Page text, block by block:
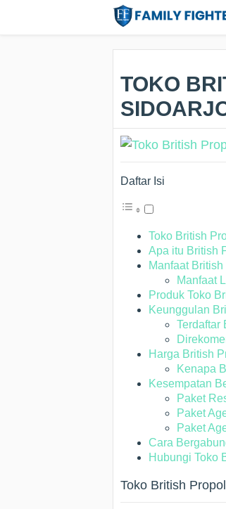
TOKO
Daftar Isi
Toko British
Apa itu British
Manfaat
Manfaat
Produk Toko
Keunggulan
Terdaftar
Harga British
Kenapa
Kesempatan
Paket
Paket
Paket
Cara
Hubungi Toko
Toko British